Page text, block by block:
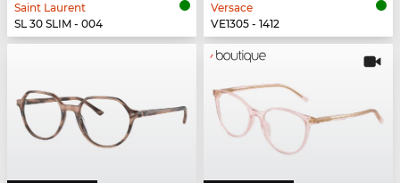
Saint Laurent
SL 30 SLIM - 004
Versace
VE1305 - 1412